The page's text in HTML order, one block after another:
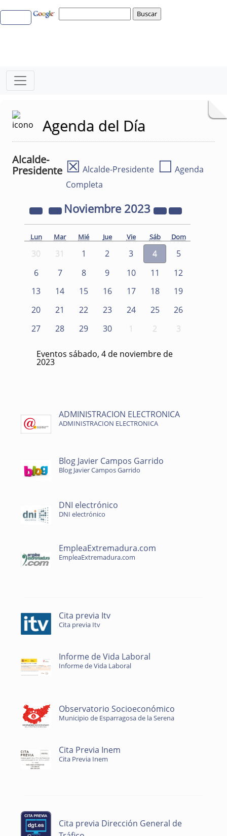
Agenda del Día
Alcalde-
Presidente ☒ Alcalde-Presidente ☐ Agenda
Completa
Noviembre 2023
Lun Mar Mié Jue Vie Sáb Dom
30 31 1 2 3 4
5
6
7 8 9 10 11
12
13
14 15 16 17 18
19
20
21 22 23 24 25
26
27
28 29 30 1 2 3
Eventos sábado, 4 de noviembre de
2023
ADMINISTRACION ELECTRONICA
ADMINISTRACION ELECTRONICA
Blog Javier Campos Garrido
Blog Javier Campos Garrido
DNI electrónico
DNI electrónico
EmpleaExtremadura.com
EmpleaExtremadura.com
Cita previa Itv
Cita previa Itv
Informe de Vida Laboral
Informe de Vida Laboral
Observatorio Socioeconómico
Municipio de Esparragosa de la Serena
Cita Previa Inem
Cita Previa Inem
Cita previa Dirección General de